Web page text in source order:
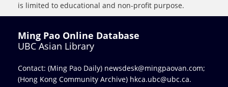
is limited to educational and non-profit purpose.
Ming Pao Online Database
UBC Asian Library
Contact: (Ming Pao Daily) newsdesk@mingpaovan.com;
(Hong Kong Community Archive) hkca.ubc@ubc.ca.